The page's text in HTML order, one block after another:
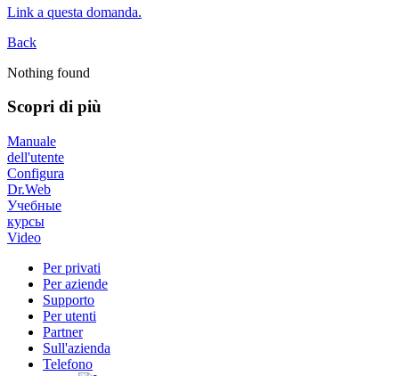
Link a questa domanda.
Back
Nothing found
Scopri di più
Manuale
dell'utente
Configura
Dr.Web
Учебные
курсы
Video
Per privati
Per aziende
Supporto
Per utenti
Partner
Sull'azienda
Telefono